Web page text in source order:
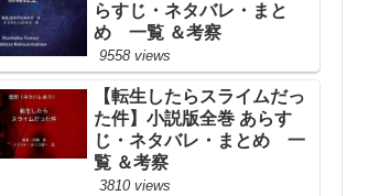
らすじ・ネタバレ・まと
め 一覧 ＆考察
9558 views
【転生したらスライムだっ
た件】小説版全巻 あらす
じ・ネタバレ・まとめ 一
覧 ＆考察
3810 views